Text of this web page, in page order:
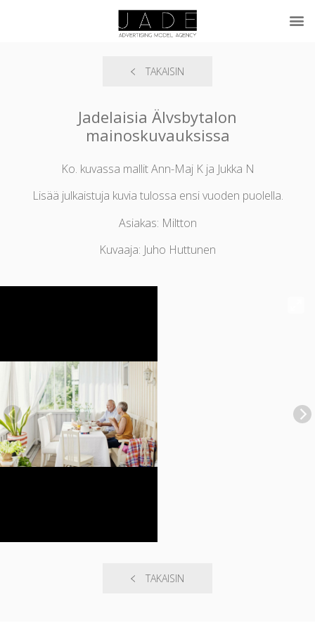
TAKAISIN
Jadelaisia Älvsbytalon
mainoskuvauksissa
Ko. kuvassa mallit Ann-Maj K ja Jukka N
Lisää julkaistuja kuvia tulossa ensi vuoden puolella.
Asiakas: Miltton
Kuvaaja: Juho Huttunen
TAKAISIN